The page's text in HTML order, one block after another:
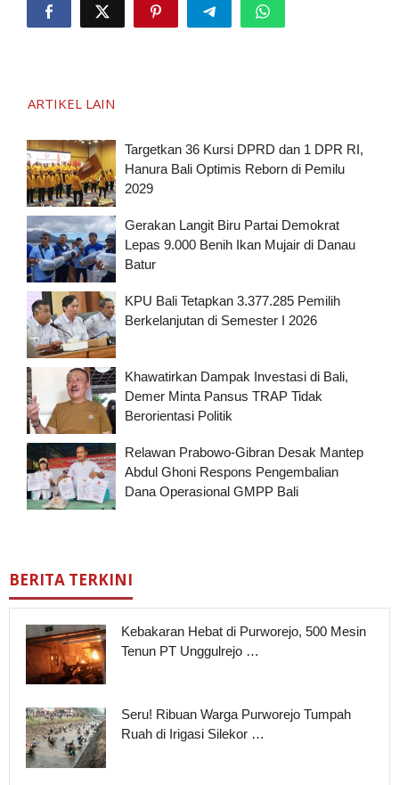
ARTIKEL LAIN
Targetkan 36 Kursi DPRD dan 1 DPR RI,
Hanura Bali Optimis Reborn di Pemilu
2029
Gerakan Langit Biru Partai Demokrat
Lepas 9.000 Benih Ikan Mujair di Danau
Batur
KPU Bali Tetapkan 3.377.285 Pemilih
Berkelanjutan di Semester I 2026
Khawatirkan Dampak Investasi di Bali,
Demer Minta Pansus TRAP Tidak
Berorientasi Politik
Relawan Prabowo-Gibran Desak Mantep
Abdul Ghoni Respons Pengembalian
Dana Operasional GMPP Bali
BERITA TERKINI
Kebakaran Hebat di Purworejo, 500 Mesin
Tenun PT Unggulrejo …
Seru! Ribuan Warga Purworejo Tumpah
Ruah di Irigasi Silekor …